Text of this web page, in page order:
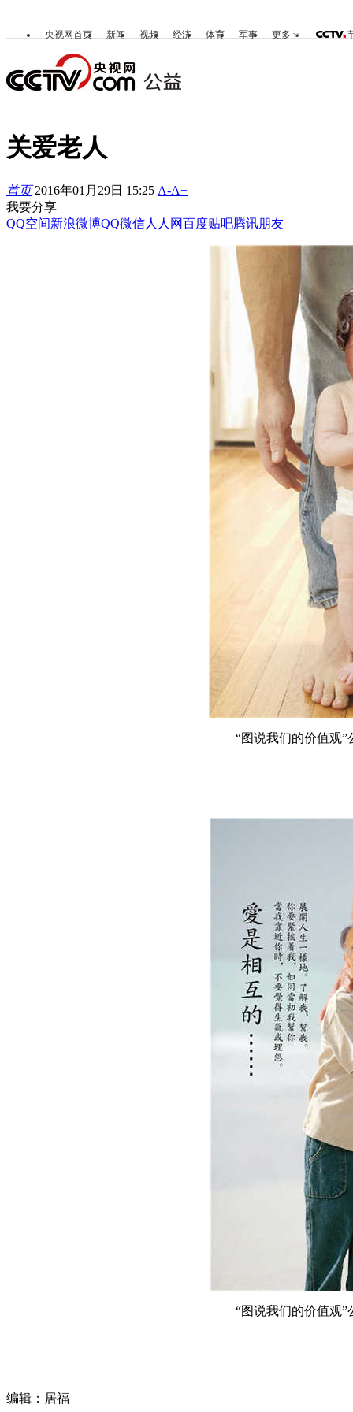
央视网首页 新闻 视频 经济 体育 军事 更多
关爱老人
首页 2016年01月29日 15:25 A-A+
我要分享
QQ空间新浪微博QQ微信人人网百度贴吧腾讯朋友
“图说我们的价值观
“图说我们的价值观
编辑：居福